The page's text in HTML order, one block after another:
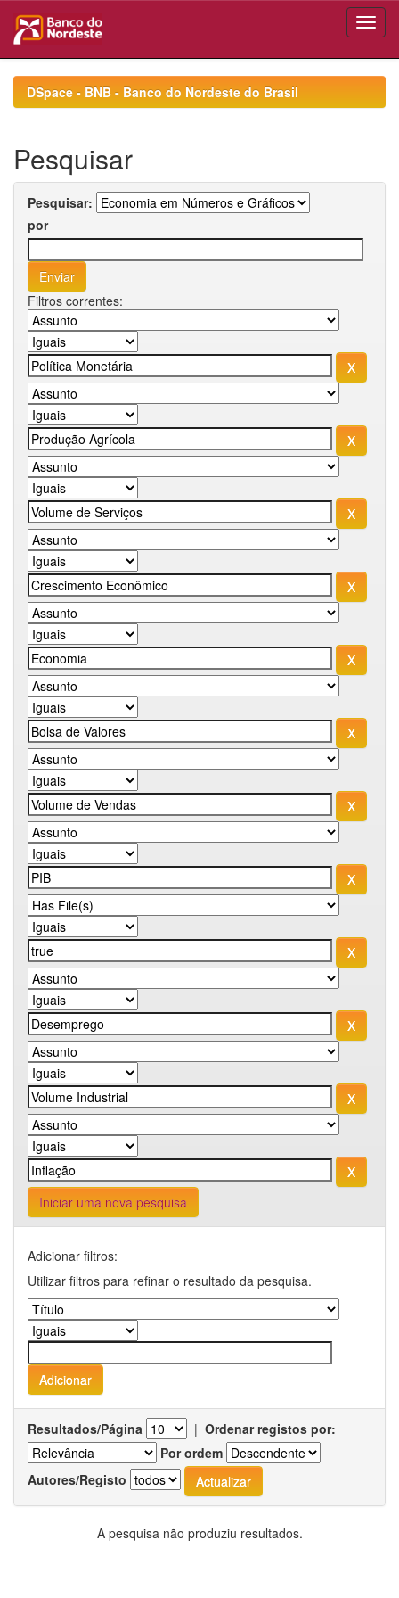
navigationDSpace - BNB - Banco do Nordeste do Brasil
Pesquisar
Pesquisar:
por
Filtros correntes:
Iniciar uma nova pesquisa
Adicionar filtros:
Utilizar filtros para refinar o resultado da pesquisa.
Resultados/Página | Ordenar registos por:
Por ordem
Autores/Registo
A pesquisa não produziu resultados.